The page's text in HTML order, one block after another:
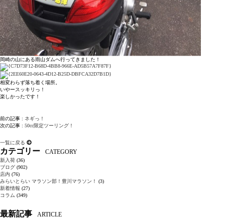
岡崎の山にある雨山ダムへ行ってきました！
相変わらず落ち着く場所。
いやースッキリっ！
楽しかったです！
前の記事 : ネギっ！
次の記事 : 50cc限定ツーリング！
一覧に戻る
カテゴリー CATEGORY
新入荷 (36)
ブログ (902)
店内 (76)
みらいとらい マラソン部！豊川マラソン！
(3)
新着情報 (27)
コラム (349)
最新記事 ARTICLE